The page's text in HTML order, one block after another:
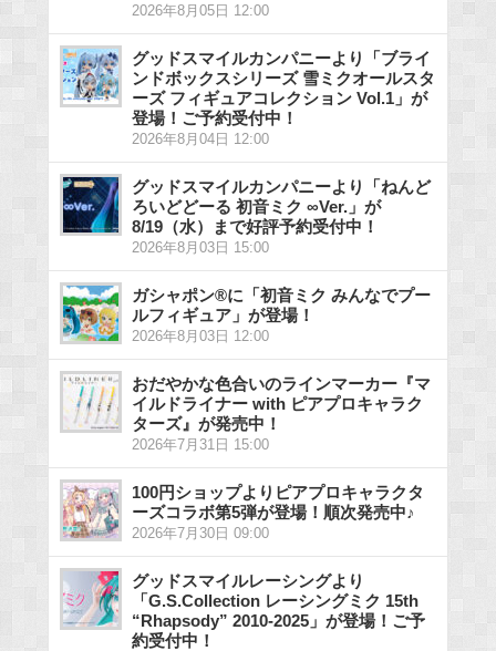
2026年8月05日 12:00
グッドスマイルカンパニーより「ブライ
ンドボックスシリーズ 雪ミクオールスタ
ーズ フィギュアコレクション Vol.1」が
登場！ご予約受付中！
2026年8月04日 12:00
グッドスマイルカンパニーより「ねんど
ろいどどーる 初音ミク ∞Ver.」が
8/19（水）まで好評予約受付中！
2026年8月03日 15:00
ガシャポン®に「初音ミク みんなでプー
ルフィギュア」が登場！
2026年8月03日 12:00
おだやかな色合いのラインマーカー『マ
イルドライナー with ピアプロキャラク
ターズ』が発売中！
2026年7月31日 15:00
100円ショップよりピアプロキャラクタ
ーズコラボ第5弾が登場！順次発売中♪
2026年7月30日 09:00
グッドスマイルレーシングより
「G.S.Collection レーシングミク 15th
“Rhapsody” 2010-2025」が登場！ご予
約受付中！